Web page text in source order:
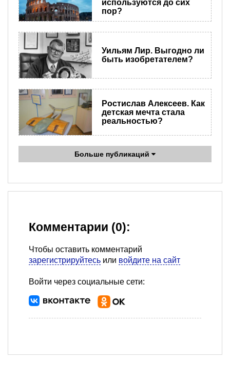
используются до сих
пор?
Уильям Лир. Выгодно ли
быть изобретателем?
Ростислав Алексеев. Как
детская мечта стала
реальностью?
Больше публикаций
Комментарии (0):
Чтобы оставить комментарий
зарегистрируйтесь или войдите на сайт
Войти через социальные сети: